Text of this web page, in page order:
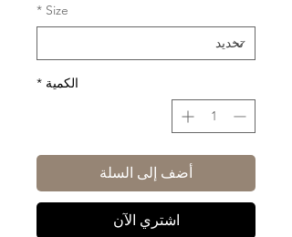
Size
*
الكمية *
أضف إلى السلة
اشتري الآن